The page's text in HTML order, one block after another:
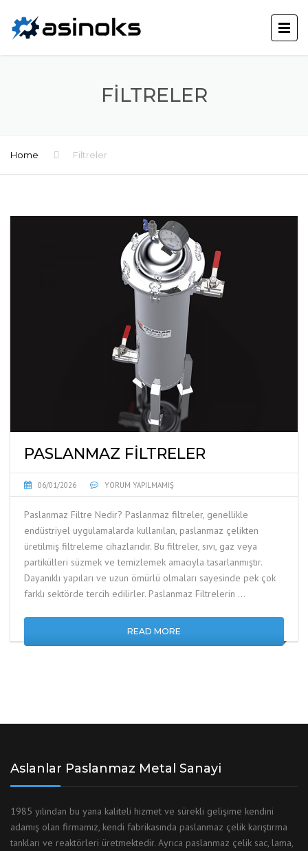
FILTRELER
Home Filtreler
PASLANMAZ FILTRELER
06/01/2026 YORUM YAPILMAMIŞ
Paslanmaz Filtre Nedir? Paslanmaz filtreler, genellikle
endüstriyel uygulamalarda kullanılan, paslanmaz çelikten
üretilmiş filtreleme cihazlarıdır. Bu filtreler, sıvı, gaz veya
partikülleri süzmek ve temizlemek amacıyla tasarlanmıştır.
Dayanıklı yapıları ve uzun ömürlü olmaları sayesinde pek çok
farklı sektörde tercih edilirler. Paslanmaz Filtrelerin …
READ MORE
Aslanlar Paslanmaz Metal Sanayi
1985 yılından bu yana kaliteli hizmet ve sürekli gelişime kendini
adamış olan firmamız, kendi fabrikasında paslanmaz çelik karıştırma
tankları ve reaktörleri üretmektedir. Ayrıca paslanmaz çelik sac, lama,